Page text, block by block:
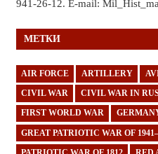
941-26-12. E-mail:
МЕТКИ
AIR FORCE ARTILLERY
CIVIL WAR CIVIL WAR IN
FIRST WORLD WAR
GREAT PATRIOTIC WAR OF